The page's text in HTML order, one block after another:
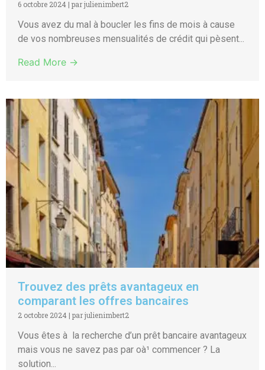
6 octobre 2024 | par julienimbert2
Vous avez du mal à boucler les fins de mois à cause
de vos nombreuses mensualités de crédit qui pèsent...
Read More →
Trouvez des prêts avantageux en
comparant les offres bancaires
2 octobre 2024 | par julienimbert2
Vous êtes à la recherche d’un prêt bancaire avantageux
mais vous ne savez pas par oà¹ commencer ? La
solution...